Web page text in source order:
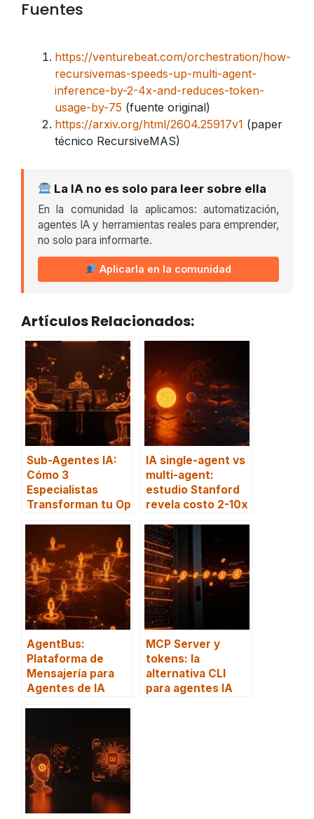
Fuentes
https://venturebeat.com/orchestration/how-
recursivemas-speeds-up-multi-agent-
inference-by-2-4x-and-reduces-token-
usage-by-75 (fuente original)
https://arxiv.org/html/2604.25917v1 (paper
técnico RecursiveMAS)
La IA no es solo para leer sobre ella
En la comunidad la aplicamos: automatización,
agentes IA y herramientas reales para emprender,
no solo para informarte.
Aplicarla en la comunidad
Artículos Relacionados:
Sub-Agentes IA:
Cómo 3
Especialistas
Transforman tu Op
IA single-agent vs
multi-agent:
estudio Stanford
revela costo 2-10x
AgentBus:
Plataforma de
Mensajería para
Agentes de IA
MCP Server y
tokens: la
alternativa CLI
para agentes IA